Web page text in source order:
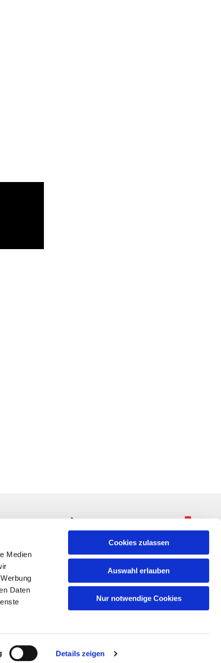
Medien
Daten
Details zeigen
Cookies zulassen
Auswahl erlauben
Nur notwendige Cookies